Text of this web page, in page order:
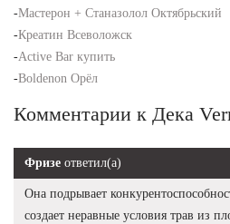
-Мастерон + Станазолол Октябрьский
-Креатин Всеволожск
-Active Bar купить
-Boldenon Орёл
Комментарии к Дека
Фризе ответил(а)
Она подрывает
создает неравные условия трав из